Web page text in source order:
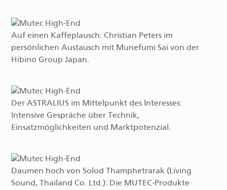
Auf einen Kaffeplausch: Christian Peters im
persönlichen Austausch mit Munefumi Sai von der
Hibino Group Japan.
Der ASTRALIUS im Mittelpunkt des Interesses:
Intensive Gespräche über Technik,
Einsatzmöglichkeiten und Marktpotenzial.
Daumen hoch von Solod Thamphetrarak (Living
Sound, Thailand Co. Ltd.): Die MUTEC-Produkte